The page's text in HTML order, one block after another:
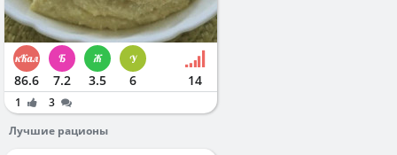
86.6 7.2 3.5 6 14
1
3
Лучшие рационы